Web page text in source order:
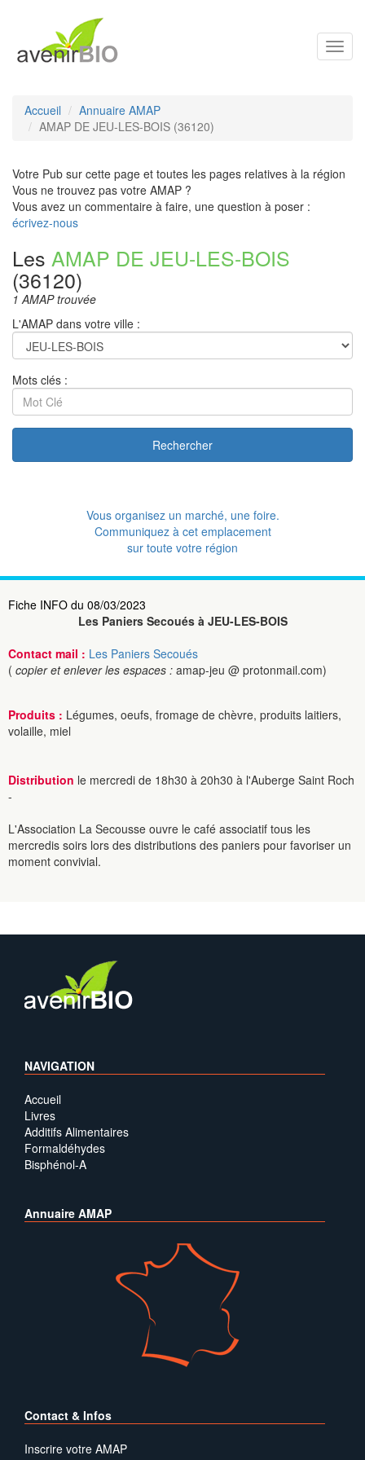
Accueil
Annuaire AMAP
AMAP DE JEU-LES-BOIS (36120)
Votre Pub sur cette page et toutes les pages relatives à la région
Vous ne trouvez pas votre AMAP ?
Vous avez un commentaire à faire, une question à poser :
écrivez-nous
Les AMAP DE JEU-LES-BOIS
(36120)
1 AMAP trouvée
L'AMAP dans votre ville :
Mots clés :
Rechercher
Vous organisez un marché, une foire.
Communiquez à cet emplacement
sur toute votre région
Fiche INFO du 08/03/2023
​Les Paniers Secoués à JEU-LES-BOIS
Contact mail : ​Les Paniers Secoués
( copier et enlever les espaces : amap-jeu @ protonmail.com)
Produits : Légumes, oeufs, fromage de chèvre, produits laitiers,
volaille, miel
Distribution le mercredi de 18h30 à 20h30 à l'Auberge Saint Roch
-
L'Association La Secousse ouvre le café associatif tous les
mercredis soirs lors des distributions des paniers pour favoriser un
moment convivial.
NAVIGATION
Accueil
Livres
Additifs Alimentaires
Formaldéhydes
Bisphénol-A
Annuaire AMAP
Contact & Infos
Inscrire votre AMAP